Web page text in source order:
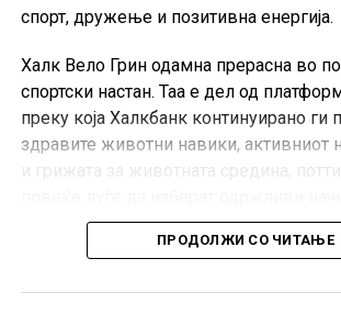
спорт, дружење и позитивна енергија.
Халк Вело Грин одамна прерасна во
спортски настан. Таа е дел од
преку која Халкбанк континуирано ги
здравите животни навики, активниот
и грижата за животната средина,
движење и рекреација.
натпреваруваат во неколку категории.
ПРОДОЛЖИ СО ЧИТАЊЕ